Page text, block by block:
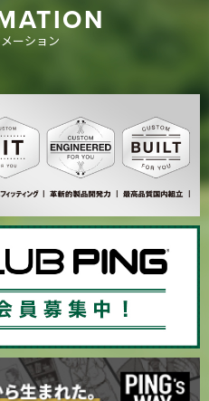
ーション